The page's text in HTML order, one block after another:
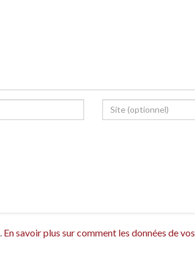
En savoir plus sur comment les données de vos